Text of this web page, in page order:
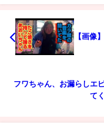
【画像
フワちゃん、お漏らしエ
て